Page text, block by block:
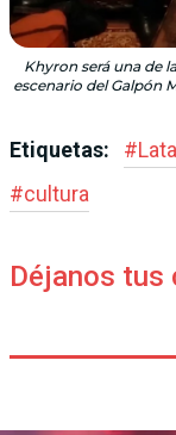
Khyron será una de
escenario del Galpón
Etiquetas: #
#cultura
Déjanos tus